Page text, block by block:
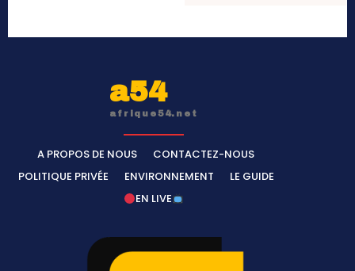
a54
afrique54.net
A PROPOS DE NOUS
CONTACTEZ-NOUS
POLITIQUE PRIVÉE
ENVIRONNEMENT
LE GUIDE
EN LIVE